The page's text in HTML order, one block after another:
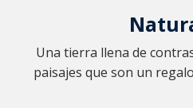
Una tierra llena de
paisajes que son un